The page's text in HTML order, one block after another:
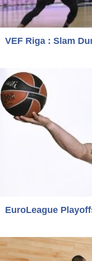
VEF Riga : Slam
EuroLeague